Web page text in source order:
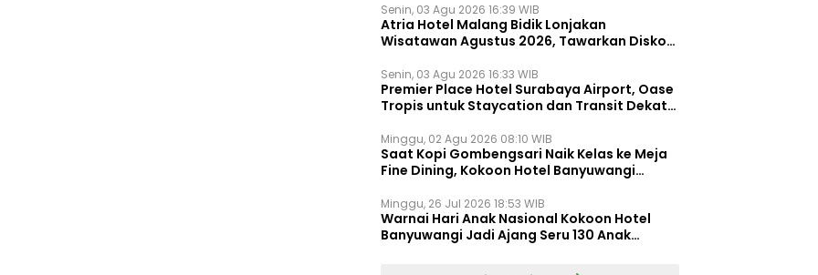
Senin, 03 Agu 2026 16:39 WIB
Atria Hotel Malang Bidik Lonjakan
Wisatawan Agustus 2026, Tawarkan Diskon
Senin, 03 Agu 2026 16:33 WIB
Premier Place Hotel Surabaya Airport, Oase
Tropis untuk Staycation dan Transit Dekat
Minggu, 02 Agu 2026 08:10 WIB
Saat Kopi Gombengsari Naik Kelas ke Meja
Fine Dining, Kokoon Hotel Banyuwangi
Minggu, 26 Jul 2026 18:53 WIB
Warnai Hari Anak Nasional Kokoon Hotel
Banyuwangi Jadi Ajang Seru 130 Anak